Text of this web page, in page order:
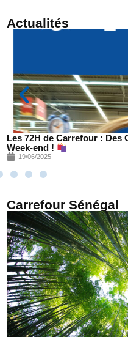
Actualités
: Des Offres
Carrefour Sénégal